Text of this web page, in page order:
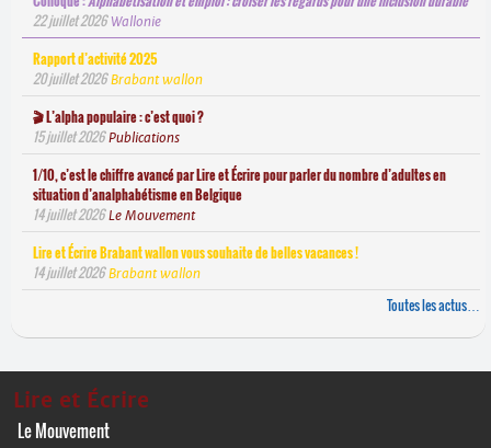
22 juillet 2026 Wallonie
Rapport d’activité 2025
20 juillet 2026 Brabant wallon
🎬 L’alpha populaire : c’est quoi ?
15 juillet 2026 Publications
1/10, c’est le chiffre avancé par Lire et Écrire pour parler du nombre d’adultes en
situation d’analphabétisme en Belgique
14 juillet 2026 Le Mouvement
Lire et Écrire Brabant wallon vous souhaite de belles vacances !
14 juillet 2026 Brabant wallon
Toutes les actus…
Lire et Écrire
Le Mouvement